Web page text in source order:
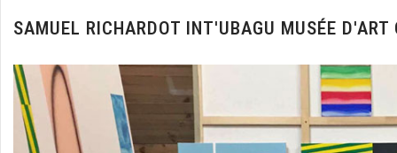
SAMUEL RICHARDOT INT'UBAGU MUSÉE